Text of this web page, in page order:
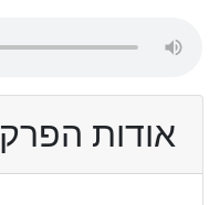
אודות הפרק